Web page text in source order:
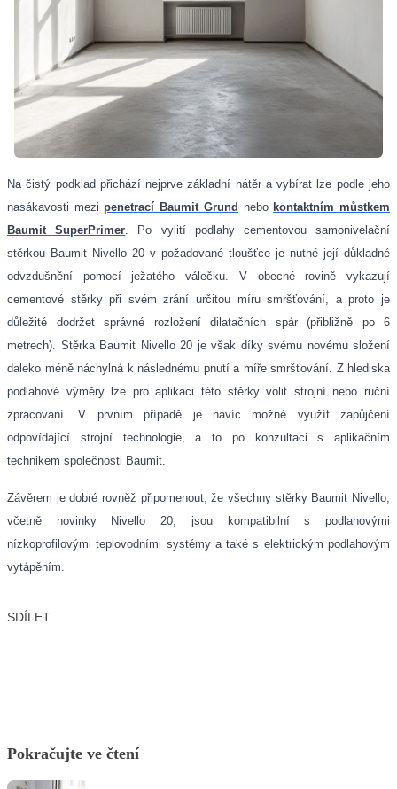
Na čistý podklad přichází nejprve základní nátěr a vybírat lze podle jeho
nasákavosti mezipenetrací Baumit Grund nebo kontaktním můstkem
Baumit SuperPrimer . Po vylití podlahy cementovou samonivelační
stěrkou Baumit Nivello 20 v požadované tloušťce je nutné její důkladné
odvzdušnění pomocí ježatého válečku. V obecné rovině vykazují
cementové stěrky při svém zrání určitou míru smršťování, a proto je
důležité dodržet správné rozložení dilatačních spár (přibližně po 6
metrech). Stěrka Baumit Nivello 20 je však díky svému novému složení
daleko méně náchylná k následnému pnutí a míře smršťování. Z hlediska
podlahové výměry lze pro aplikaci této stěrky volit strojní nebo ruční
zpracování. V prvním případě je navíc možné využít zapůjčení
odpovídající strojní technologie, a to po konzultaci s aplikačním
technikem společnosti Baumit.
Závěrem je dobré rovněž připomenout, že všechny stěrky Baumit Nivello,
včetně novinky Nivello 20, jsou kompatibilní s podlahovými
nízkoprofilovými teplovodními systémy a také s elektrickým podlahovým
vytápěním.
SDÍLET
Pokračujte ve čtení